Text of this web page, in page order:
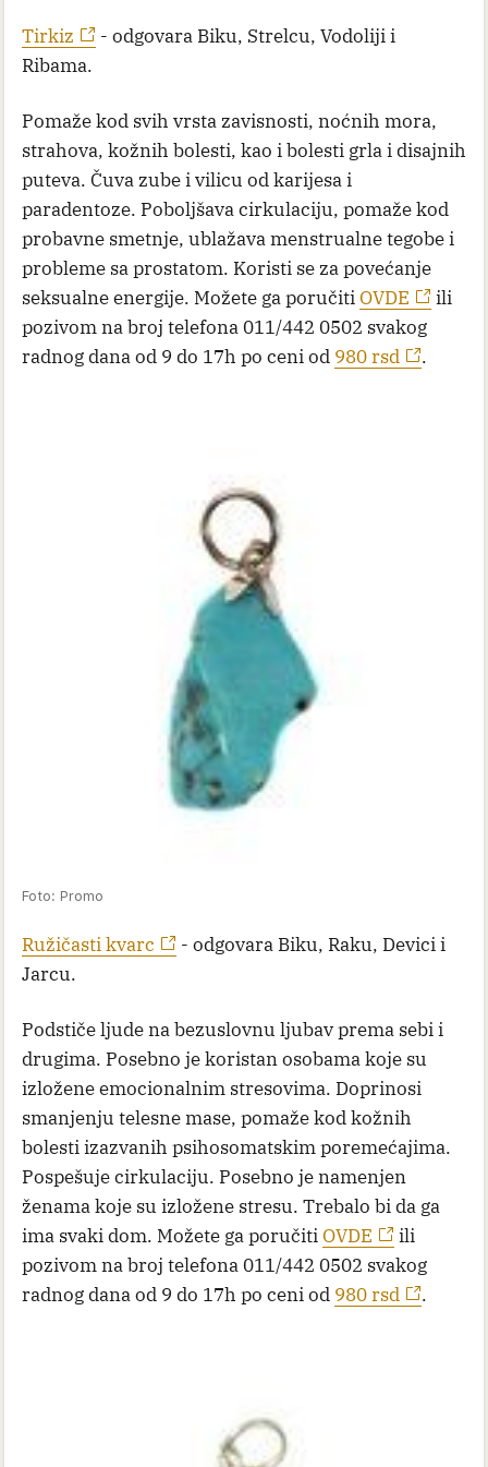
Tirkiz
- odgovara Biku, Strelcu, Vodoliji i
Ribama.
Pomaže kod svih vrsta zavisnosti, noćnih mora,
strahova, kožnih bolesti, kao i bolesti grla i disajnih
puteva. Čuva zube i vilicu od karijesa i
paradentoze. Poboljšava cirkulaciju, pomaže kod
probavne smetnje, ublažava menstrualne tegobe i
probleme sa prostatom. Koristi se za povećanje
seksualne energije. Možete ga poručitiOVDE
ili
pozivom na broj telefona 011/442 0502 svakog
radnog dana od 9 do 17h po ceni od 980 rsd .
Foto: Promo
Ružičasti kvarc
- odgovara Biku, Raku, Devici i
Jarcu.
Podstiče ljude na bezuslovnu ljubav prema sebi i
drugima. Posebno je koristan osobama koje su
izložene emocionalnim stresovima. Doprinosi
smanjenju telesne mase, pomaže kod kožnih
bolesti izazvanih psihosomatskim poremećajima.
Pospešuje cirkulaciju. Posebno je namenjen
ženama koje su izložene stresu. Trebalo bi da ga
ima svaki dom. Možete ga poručitiOVDE
ili
pozivom na broj telefona 011/442 0502 svakog
radnog dana od 9 do 17h po ceni od 980 rsd .